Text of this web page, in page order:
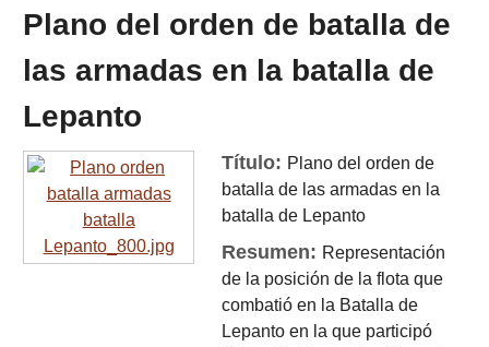
Plano del orden de batalla de
las armadas en la batalla de
Lepanto
Título: Plano del orden de
batalla de las armadas en la
batalla de Lepanto
Resumen: Representación
de la posición de la flota que
combatió en la Batalla de
Lepanto en la que participó